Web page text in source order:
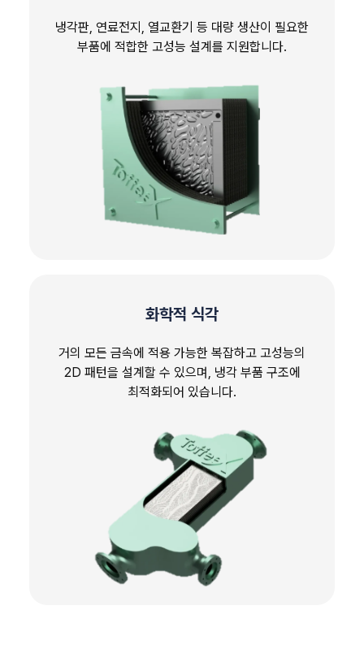
냉각판, 연료전지, 열교환기 등 대량 생산이 필요한
부품에 적합한 고성능 설계를 지원합니다.
화학적 식각
거의 모든 금속에 적용 가능한 복잡하고 고성능의
2D 패턴을 설계할 수 있으며, 냉각 부품 구조에
최적화되어 있습니다.